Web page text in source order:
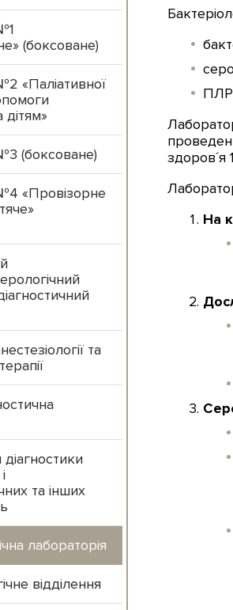
(боксоване)
«Паліативної
(боксоване)
«Провізорне
та
та інших
лабораторія
відділення
здоров´я
На